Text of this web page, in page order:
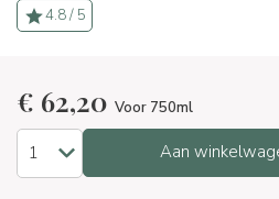
4.8 / 5
€ 62,20 Voor 750ml
Aan